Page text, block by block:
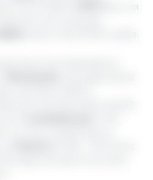
40 011 têtes (
sur un
de recul, puis par
parmi les destinations
semestre 2025 à
soit une diminution de 82
un recul, tandis que la